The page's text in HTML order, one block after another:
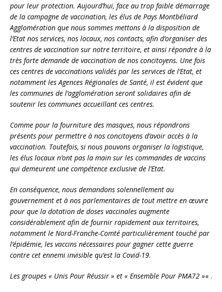
pour leur protection. Aujourd’hui, face au trop faible démarrage
de la campagne de vaccination, les élus de Pays Montbéliard
Agglomération que nous sommes mettons à la disposition de
l’Etat nos services, nos locaux, nos contacts, afin d’organiser des
centres de vaccination sur notre territoire, et ainsi répondre à la
très forte demande de vaccination de nos concitoyens. Une fois
ces centres de vaccinations validés par les services de l’Etat, et
notamment les Agences Régionales de Santé, il est évident que
les communes de l’agglomération seront solidaires afin de
soutenir les communes accueillant ces centres.
Comme pour la fourniture des masques, nous répondrons
présents pour permettre à nos concitoyens d’avoir accès à la
vaccination. Toutefois, si nous pouvons organiser la logistique,
les élus locaux n’ont pas la main sur les commandes de vaccins
qui demeurent une compétence exclusive de l’Etat.
En conséquence, nous demandons solennellement au
gouvernement et à nos parlementaires de tout mettre en œuvre
pour que la dotation de doses vaccinales augmente
considérablement afin de fournir rapidement aux territoires,
notamment le Nord-Franche-Comté particulièrement touché par
l’épidémie, les vaccins nécessaires pour gagner cette guerre
contre cet ennemi invisible qu’est la Covid-19.
Les groupes « Unis Pour Réussir » et « Ensemble Pour PMA72 »« .